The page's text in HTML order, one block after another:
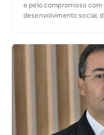
e pelo compromisso com
desenvolvimento social,